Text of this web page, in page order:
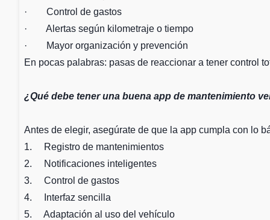
· Control de gastos
· Alertas según kilometraje o tiempo
· Mayor organización y prevención
En pocas palabras: pasas de reaccionar a tener control
¿Qué debe tener una buena app de mantenimiento
Antes de elegir, asegúrate de que la app cumpla con lo
1. Registro de mantenimientos
2. Notificaciones inteligentes
3. Control de gastos
4. Interfaz sencilla
5. Adaptación al uso del vehículo